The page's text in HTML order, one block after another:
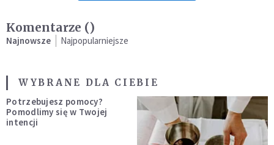
Komentarze ()
Najnowsze Najpopularniejsze
WYBRANE DLA CIEBIE
Potrzebujesz pomocy?
Pomodlimy się w Twojej
intencji